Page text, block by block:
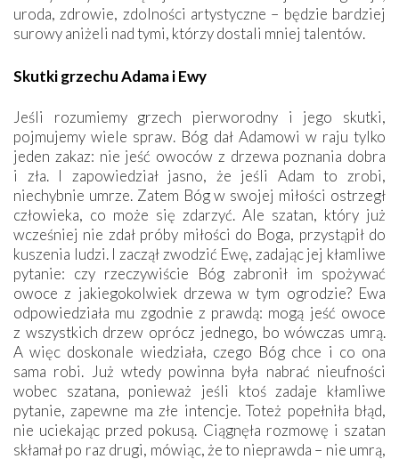
uroda, zdrowie, zdolności artystyczne – będzie bardziej
surowy aniżeli nad tymi, którzy dostali mniej talentów.
Skutki grzechu Adama i Ewy
Jeśli rozumiemy grzech pierworodny i jego skutki,
pojmujemy wiele spraw. Bóg dał Adamowi w raju tylko
jeden zakaz: nie jeść owoców z drzewa poznania dobra
i zła. I zapowiedział jasno, że jeśli Adam to zrobi,
niechybnie umrze. Zatem Bóg w swojej miłości ostrzegł
człowieka, co może się zdarzyć. Ale szatan, który już
wcześniej nie zdał próby miłości do Boga, przystąpił do
kuszenia ludzi. I zaczął zwodzić Ewę, zadając jej kłamliwe
pytanie: czy rzeczywiście Bóg zabronił im spożywać
owoce z jakiegokolwiek drzewa w tym ogrodzie? Ewa
odpowiedziała mu zgodnie z prawdą: mogą jeść owoce
z wszystkich drzew oprócz jednego, bo wówczas umrą.
A więc doskonale wiedziała, czego Bóg chce i co ona
sama robi. Już wtedy powinna była nabrać nieufności
wobec szatana, ponieważ jeśli ktoś zadaje kłamliwe
pytanie, zapewne ma złe intencje. Toteż popełniła błąd,
nie uciekając przed pokusą. Ciągnęła rozmowę i szatan
skłamał po raz drugi, mówiąc, że to nieprawda – nie umrą,